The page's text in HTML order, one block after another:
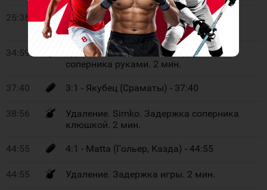
25:35
2:1 - Jones-Nilsson (Кёлмоен, Dimitriev-
Jensen) - 25:35
34:59
Удаление. Gulbrandsen. Задержка
соперника руками. 2 мин.
37:40 3:1 - Якубец (Сраматы) - 37:40
38:56
Удаление. Simko. Задержка соперника
клюшкой. 2 мин.
44:55 4:1 - Matta (Гольер, Казда) - 44:55
44:55 Удаление. Задержка игры. 2 мин.